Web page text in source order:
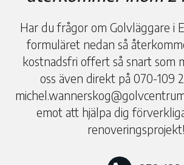
Har du frågor om Golvläggare i
formuläret nedan så
kostnadsfri offert så snart som
oss även direkt på 070-109
emot att hjälpa dig
renoveringsprojekt!